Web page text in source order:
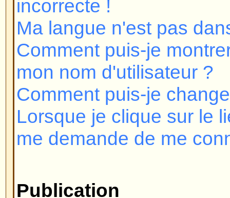
Publication
Comment puis-je poster un
Comment puis-je éditer ou
Comment puis-je ajouter une
message ?
Comment puis-je créer un
Comment puis-je éditer ou
Pourquoi ne puis-je pas